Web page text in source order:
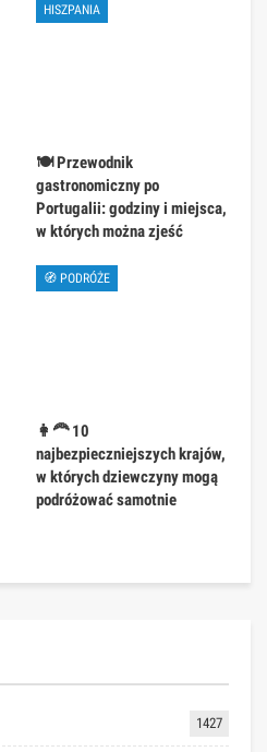
HISZPANIA
🍽️ Przewodnik
gastronomiczny po
Portugalii: godziny i miejsca,
w których można zjeść
🧭 PODRÓŻE
👩‍🦰 10
najbezpieczniejszych krajów,
w których dziewczyny mogą
podróżować samotnie
1427